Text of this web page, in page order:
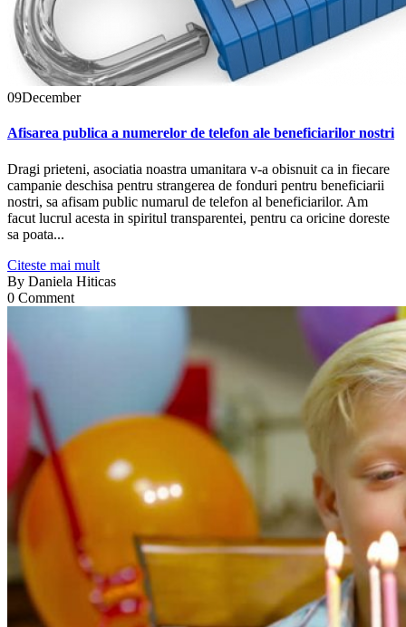
09December
Afisarea publica a numerelor de telefon ale beneficiarilor nostri
Dragi prieteni, asociatia noastra umanitara v-a obisnuit ca in fiecare
campanie deschisa pentru strangerea de fonduri pentru beneficiarii
nostri, sa afisam public numarul de telefon al beneficiarilor. Am
facut lucrul acesta in spiritul transparentei, pentru ca oricine doreste
sa poata...
Citeste mai mult
By Daniela Hiticas
0 Comment